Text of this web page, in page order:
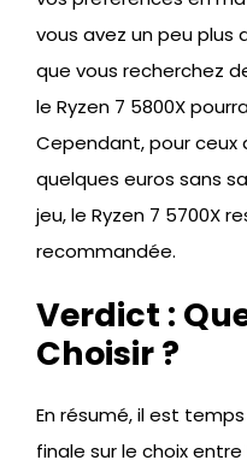
vous avez un peu
que vous recherchez
le Ryzen 7 5800X
Cependant, pour
quelques euros sans
jeu, le Ryzen 7 5700X
recommandée.
Verdict :
Choisir ?
En résumé, il est
finale sur le choix entre